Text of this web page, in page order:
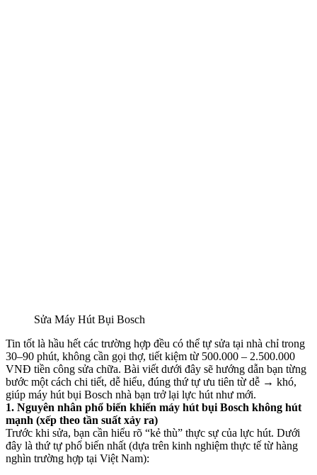
Sửa Máy Hút Bụi Bosch
Tin tốt là hầu hết các trường hợp đều có thể tự sửa tại nhà chỉ trong
30–90 phút, không cần gọi thợ, tiết kiệm từ 500.000 – 2.500.000
VNĐ tiền công sửa chữa. Bài viết dưới đây sẽ hướng dẫn bạn từng
bước một cách chi tiết, dễ hiểu, đúng thứ tự ưu tiên từ dễ → khó,
giúp máy hút bụi Bosch nhà bạn trở lại lực hút như mới.
1. Nguyên nhân phổ biến khiến máy hút bụi Bosch không hút
mạnh (xếp theo tần suất xảy ra)
Trước khi sửa, bạn cần hiểu rõ “kẻ thù” thực sự của lực hút. Dưới
đây là thứ tự phổ biến nhất (dựa trên kinh nghiệm thực tế từ hàng
nghìn trường hợp tại Việt Nam):